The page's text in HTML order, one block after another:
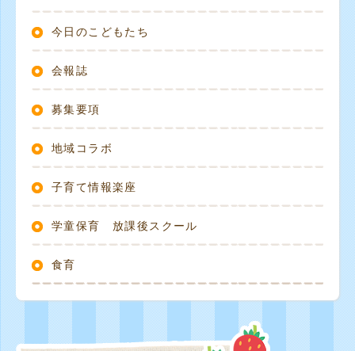
今日のこどもたち
会報誌
募集要項
地域コラボ
子育て情報楽座
学童保育 放課後スクール
食育